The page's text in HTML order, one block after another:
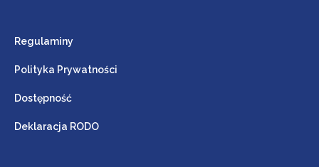
Regulaminy
Polityka Prywatności
Dostępność
Deklaracja RODO